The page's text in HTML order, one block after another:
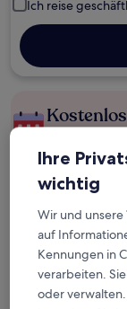
Ich reise
Verdiene
Mehr
Ihre
wichtig
Wir und unsere
auf
Kennungen in
verarbeiten.
oder